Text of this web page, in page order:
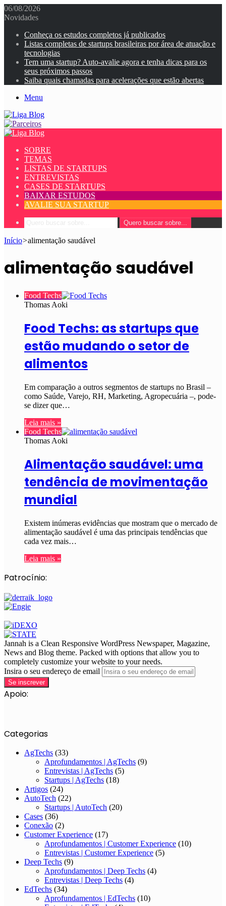
06/08/2026
Novidades
Conheça os estudos completos já publicados
Listas completas de startups brasileiras por área de atuação e
tecnologias
Tem uma startup? Auto-avalie agora e tenha dicas para os
seus próximos passos
Saiba quais chamadas para acelerações que estão abertas
Menu
SOBRE
TEMAS
LISTAS DE STARTUPS
ENTREVISTAS
CASES DE STARTUPS
BAIXAR ESTUDOS
AVALIE SUA STARTUP
Quero buscar sobre...
Início>alimentação saudável
alimentação saudável
Food Techs
Thomas Aoki
Food Techs: as startups que
estão mudando o setor de
alimentos
Em comparação a outros segmentos de startups no Brasil –
como Saúde, Varejo, RH, Marketing, Agropecuária –, pode-
se dizer que…
Leia mais »
Food Techs
Thomas Aoki
Alimentação saudável: uma
tendência de movimentação
mundial
Existem inúmeras evidências que mostram que o mercado de
alimentação saudável é uma das principais tendências que
cada vez mais…
Leia mais »
Patrocínio:
Jannah is a Clean Responsive WordPress Newspaper, Magazine,
News and Blog theme. Packed with options that allow you to
completely customize your website to your needs.
Insira o seu endereço de email
Apoio:
Categorias
AgTechs (33)
Aprofundamentos | AgTechs (9)
Entrevistas | AgTechs (5)
Startups | AgTechs (18)
Artigos (24)
AutoTech (22)
Startups | AutoTech (20)
Cases (36)
Conexão (2)
Customer Experience (17)
Aprofundamentos | Customer Experience (10)
Entrevistas | Customer Experience (5)
Deep Techs (9)
Aprofundamentos | Deep Techs (4)
Entrevistas | Deep Techs (4)
EdTechs (34)
Aprofundamentos | EdTechs (10)